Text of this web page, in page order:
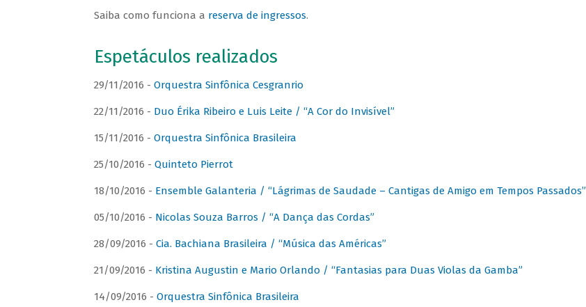
Saiba como funciona a reserva de ingressos.
Espetáculos realizados
29/11/2016 - Orquestra Sinfônica Cesgranrio
22/11/2016 - Duo Érika Ribeiro e Luis Leite / “A Cor do Invisível”
15/11/2016 - Orquestra Sinfônica Brasileira
25/10/2016 - Quinteto Pierrot
18/10/2016 - Ensemble Galanteria / “Lágrimas de Saudade – Cantigas de Amigo em Tempos Passados”
05/10/2016 - Nicolas Souza Barros / “A Dança das Cordas”
28/09/2016 - Cia. Bachiana Brasileira / “Música das Américas”
21/09/2016 - Kristina Augustin e Mario Orlando / “Fantasias para Duas Violas da Gamba”
14/09/2016 - Orquestra Sinfônica Brasileira